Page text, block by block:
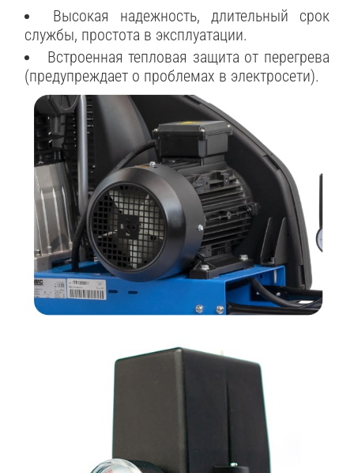
Высокая надежность, длительный срок
службы, простота в эксплуатации.
Встроенная тепловая защита от перегрева
(предупреждает о проблемах в электросети).